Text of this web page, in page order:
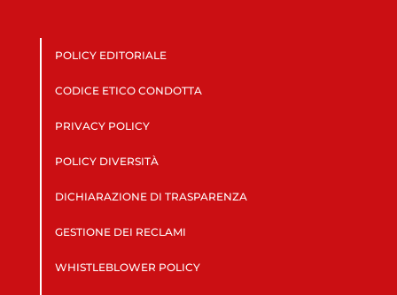
POLICY EDITORIALE
CODICE ETICO CONDOTTA
PRIVACY POLICY
POLICY DIVERSITÀ
DICHIARAZIONE DI TRASPARENZA
GESTIONE DEI RECLAMI
WHISTLEBLOWER POLICY